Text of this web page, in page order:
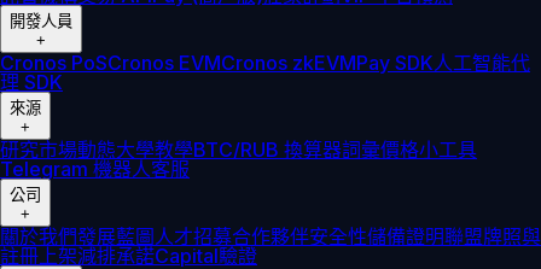
開發人員
+
Cronos PoSCronos EVMCronos zkEVMPay SDK人工智能代
理 SDK
來源
+
研究市場動態大學教學BTC/RUB 換算器詞彙價格小工具
Telegram 機器人客服
公司
+
關於我們發展藍圖人才招募合作夥伴安全性儲備證明聯盟牌照與
註冊 上架減排承諾Capital驗證